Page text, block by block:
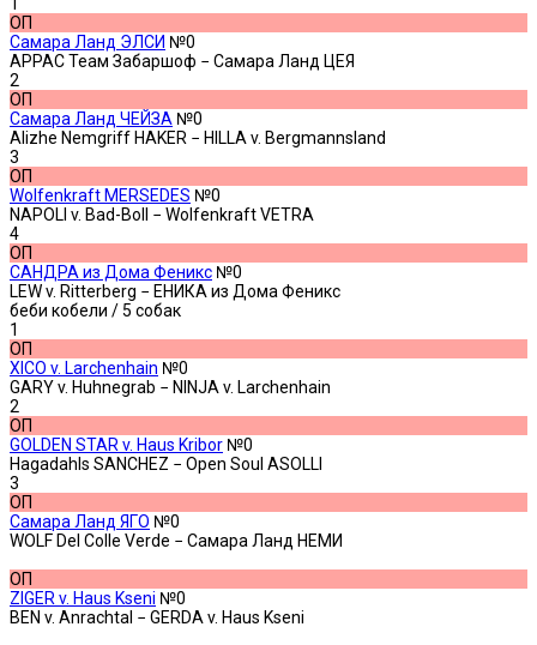
1
ОП
Самара Ланд ЭЛСИ №0
АРРАС Теам Забаршоф − Самара Ланд ЦЕЯ
2
ОП
Самара Ланд ЧЕЙЗА №0
Alizhe Nemgriff HAKER − HILLA v. Bergmannsland
3
ОП
Wolfenkraft MERSEDES №0
NAPOLI v. Bad-Boll − Wolfenkraft VETRA
4
ОП
САНДРА из Дома Феникс №0
LEW v. Ritterberg − ЕНИКА из Дома Феникс
беби кобели / 5 собак
1
ОП
XICO v. Larchenhain №0
GARY v. Huhnegrab − NINJA v. Larchenhain
2
ОП
GOLDEN STAR v. Haus Kribor №0
Hagadahls SANCHEZ − Open Soul ASOLLI
3
ОП
Самара Ланд ЯГО №0
WOLF Del Colle Verde − Самара Ланд НЕМИ
ОП
ZIGER v. Haus Kseni №0
BEN v. Anrachtal − GERDA v. Haus Kseni